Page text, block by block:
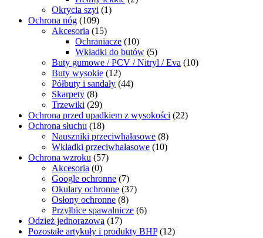
Okrycia szyi (1)
Ochrona nóg (109)
Akcesoria (15)
Ochraniacze (10)
Wkładki do butów (5)
Buty gumowe / PCV / Nitryl / Eva (10)
Buty wysokie (12)
Półbuty i sandały (44)
Skarpety (8)
Trzewiki (29)
Ochrona przed upadkiem z wysokości (22)
Ochrona słuchu (18)
Nauszniki przeciwhałasowe (8)
Wkładki przeciwhałasowe (10)
Ochrona wzroku (57)
Akcesoria (0)
Google ochronne (7)
Okulary ochronne (37)
Osłony ochronne (8)
Przyłbice spawalnicze (6)
Odzież jednorazowa (17)
Pozostałe artykuły i produkty BHP (12)